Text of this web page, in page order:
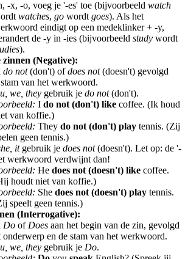
-x, -o, voeg je '-es' toe (bijvoorbeeld watch
watches, go wordt goes). Als het
eindigt op een medeklinker + -y,
de -y in -ies (bijvoorbeeld study wordt
).
(Negative):
do not(don't) ofdoes not(doesn't) gevolgd
van het werkwoord.
we, they gebruik je do not(don't).
I do not (don't) like coffee. (Ik houd
van koffie.)
They do not (don't) play tennis. (Zij
geen tennis.)
itgebruik je does not(doesn't). Let op: de '-
werkwoord verdwijnt dan!
He does not (doesn't) like coffee.
houdt niet van koffie.)
She does not (doesn't) play tennis.
speelt geen tennis.)
(Interrogative):
Do of Does aan het begin van de zin, gevolgd
onderwerp en de stam van het werkwoord.
we, they gebruik je Do.